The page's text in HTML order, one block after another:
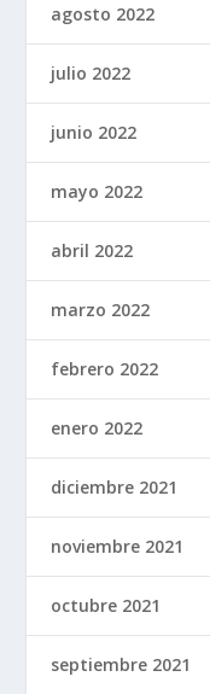
agosto 2022
julio 2022
junio 2022
mayo 2022
abril 2022
marzo 2022
febrero 2022
enero 2022
diciembre 2021
noviembre 2021
octubre 2021
septiembre 2021